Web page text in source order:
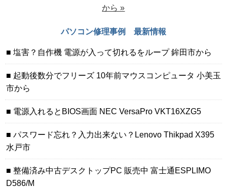
から »
パソコン修理事例 最新情報
塩害？自作機 電源が入って切れるをループ 鉾田市から
起動後数分でフリーズ 10年前マウスコンピュータ 小美玉
市から
電源入れるとBIOS画面 NEC VersaPro VKT16XZG5
パスワード忘れ？入力出来ない？Lenovo Thikpad X395
水戸市
整備済み中古デスクトップPC 販売中 富士通ESPLIMO
D586/M